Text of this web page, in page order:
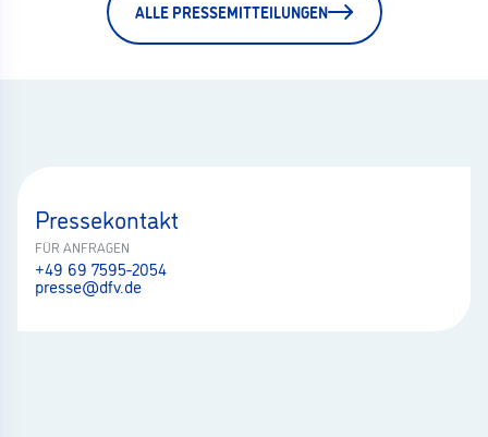
ALLE PRESSEMITTEILUNGEN
Pressekontakt
FÜR ANFRAGEN
+49 69 7595-2054
presse@dfv.de